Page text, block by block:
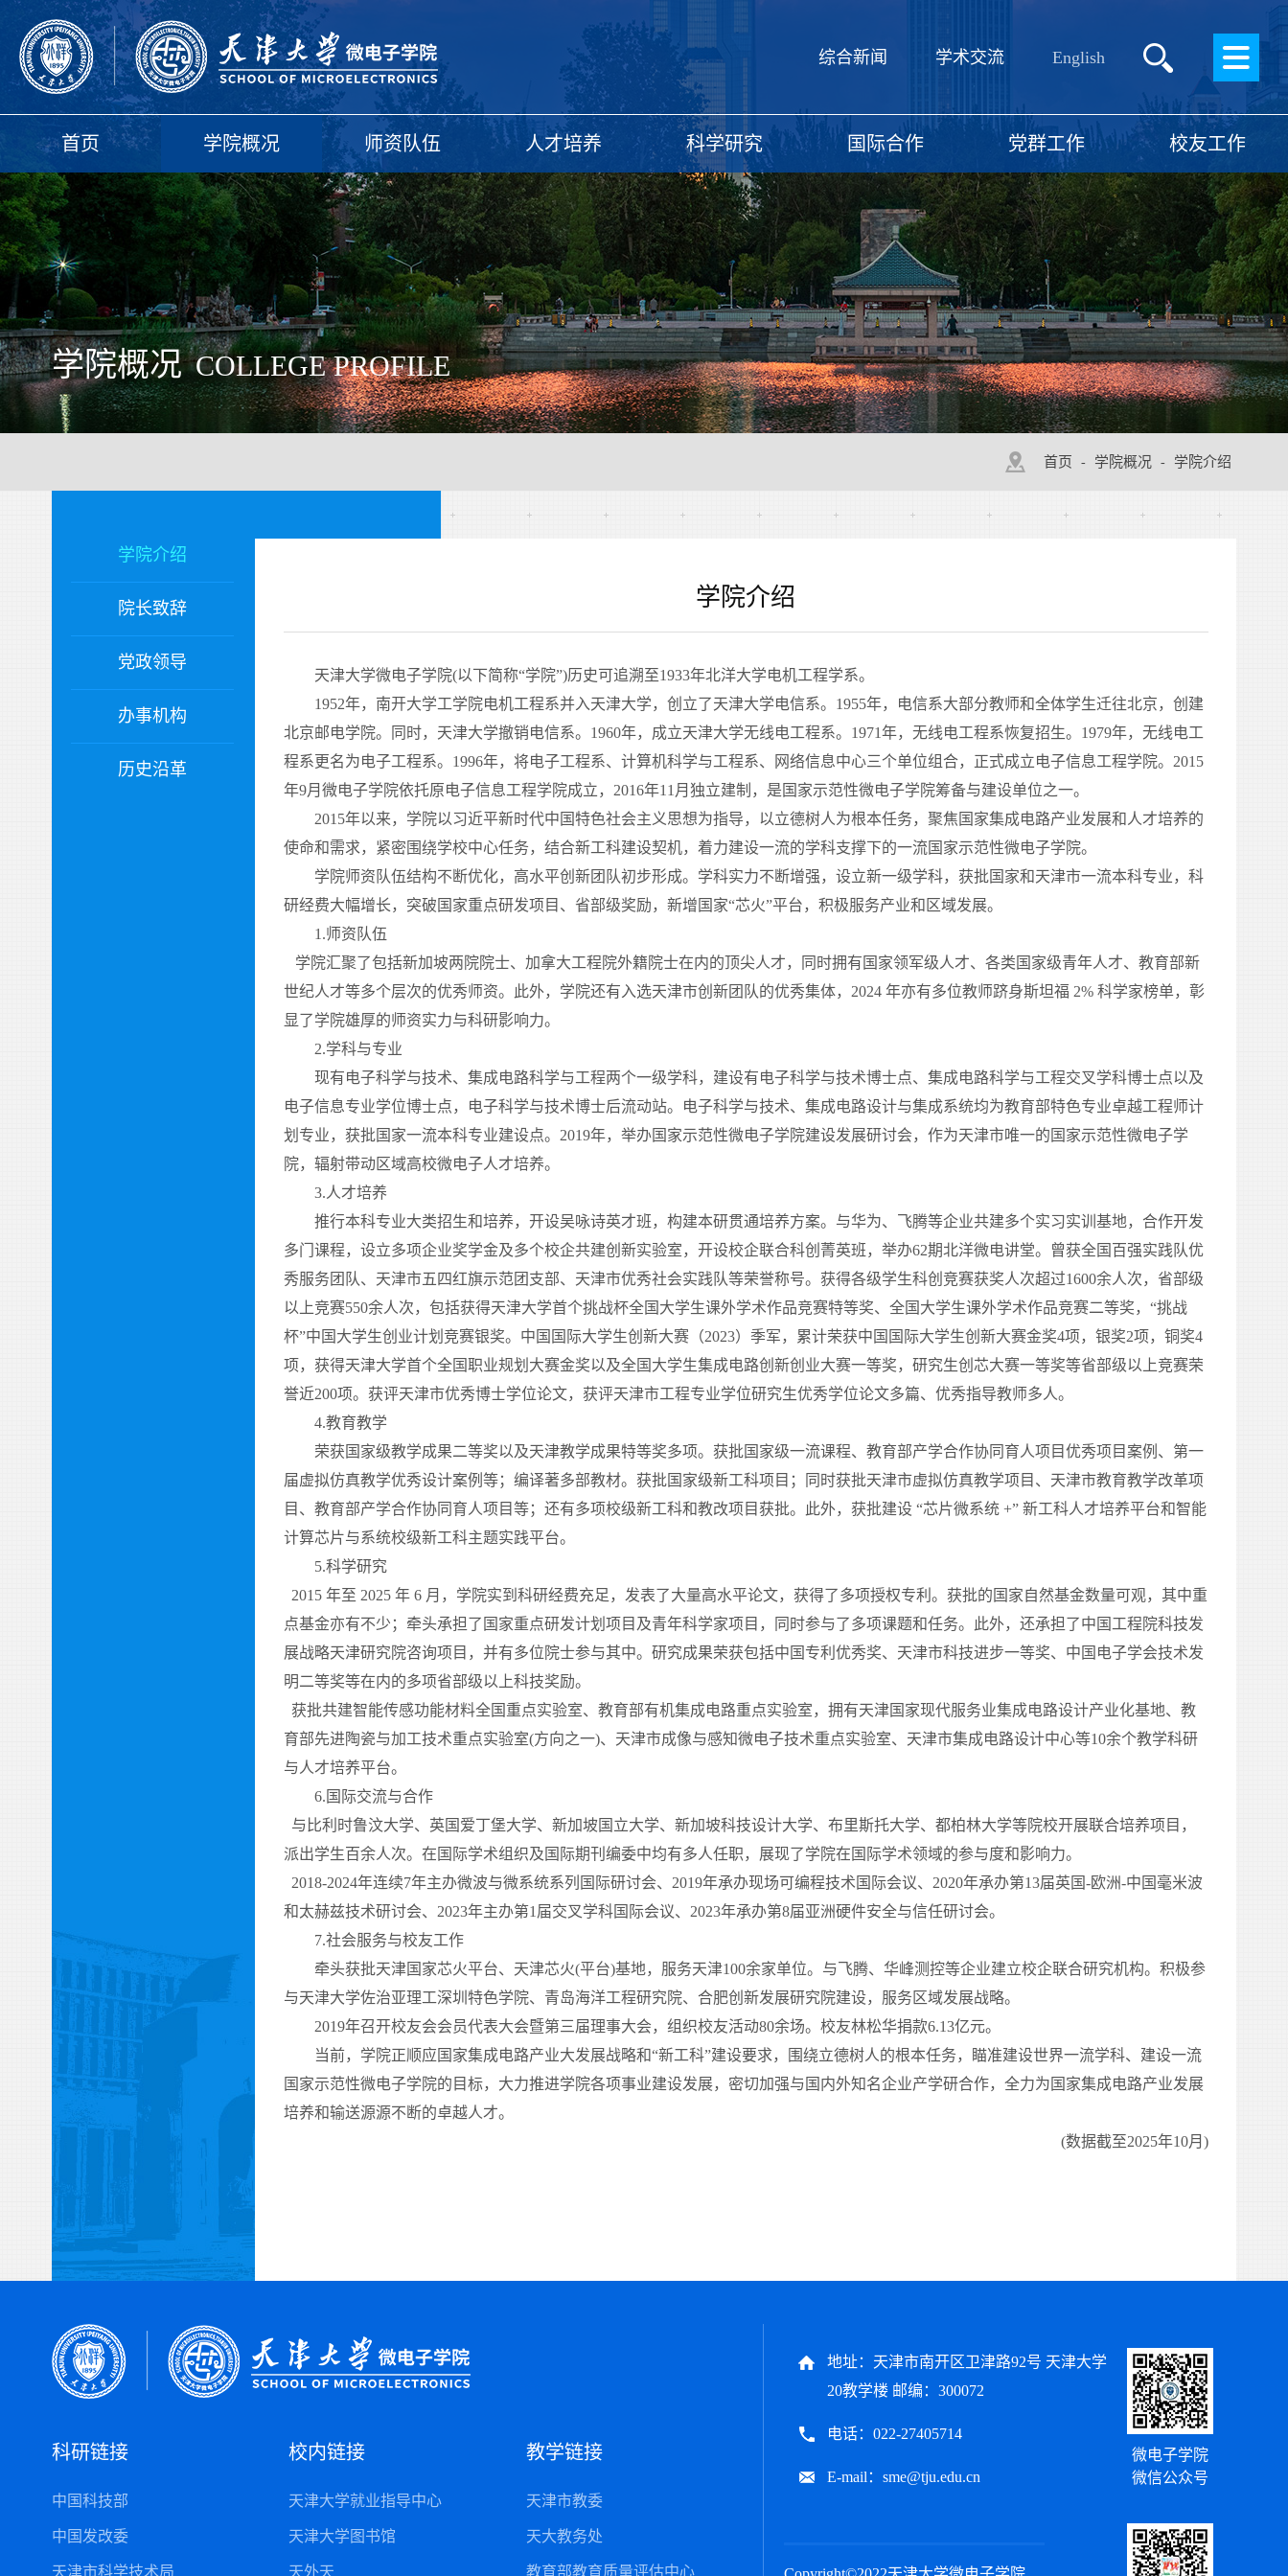
综合新闻 学术交流 English
首页 学院概况 师资队伍 人才培养 科学研究 国际合作 党群工作 校友工作
学院概况 COLLEGE PROFILE
首页 - 学院概况 - 学院介绍
学院介绍
天津大学微电子学院(以下简称“学院”)历史可追溯至1933年北洋大学电机工程学系。
1952年，南开大学工学院电机工程系并入天津大学，创立了天津大学电信系。 1955年，电信系大部分教师和全体学生迁往北京，创建
北京邮电学院。同时，天津大学撤销电信系。 1960年，成立天津大学无线电工程系。 1971年，无线电工程系恢复招生。 1979年，无线电工
程系更名为电子工程系。 1996年，将电子工程系、计算机科学与工程系、网络信息中心三个单位组合，正式成立电子信息工程学院。 2015
年9月微电子学院依托原电子信息工程学院成立， 2016年11 月独立建制，是国家示范性微电子学院筹备与建设单位之一。
2015年以来，学院以习近平新时代中国特色社会主义思想为指导，以立德树人为根本任务，聚焦国家集成电路产业发展和人才培养的
使命和需求，紧密围绕学校中心任务，结合新工科建设契机，着力建设一流的学科支撑下的一流国家示范性微电子学院。
学院师资队伍结构不断优化，高水平创新团队初步形成。学科实力不断增强，设立新一级学科，获批国家和天津市一流本科专业，科
研经费大幅增长，突破国家重点研发项目、省部级奖励，新增国家“芯火”平台，积极服务产业和区域发展。
1.师资队伍
学院汇聚了包括新加坡两院院士、加拿大工程院外籍院士在内的顶尖人才，同时拥有国家领军级人才、各类国家级青年人才、教育部新
世纪人才等多个层次的优秀师资。此外，学院还有入选天津市创新团队的优秀集体， 2024年亦有多位教师跻身斯坦福 2%科学家榜单，彰
显了学院雄厚的师资实力与科研影响力。
2.学科与专业
现有电子科学与技术、集成电路科学与工程两个一级学科，建设有电子科学与技术博士点、集成电路科学与工程交叉学科博士点以及
电子信息专业学位博士点，电子科学与技术博士后流动站。电子科学与技术、集成电路设计与集成系统均为教育部特色专业卓越工程师计
划专业，获批国家一流本科专业建设点。 2019年，举办国家示范性微电子学院建设发展研讨会，作为天津市唯一的国家示范性微电子学
院，辐射带动区域高校微电子人才培养。
3.人才培养
推行本科专业大类招生和培养，开设吴咏诗英才班，构建本研贯通培养方案。与华为、飞腾等企业共建多个实习实训基地，合作开发
多门课程，设立多项企业奖学金及多个校企共建创新实验室，开设校企联合科创菁英班，举办62期北洋微电讲堂。曾获全国百强实践队优
秀服务团队、天津市五四红旗示范团支部、天津市优秀社会实践队等荣誉称号。获得各级学生科创竞赛获奖人次超过1600余人次，省部级
以上竞赛550余人次，包括获得天津大学首个挑战杯全国大学生课外学术作品竞赛特等奖、全国大学生课外学术作品竞赛二等奖，“挑战
杯”中国大学生创业计划竞赛银奖。中国国际大学生创新大赛（2023）季军，累计荣获中国国际大学生创新大赛金奖4项，银奖2项，铜奖4
项，获得天津大学首个全国职业规划大赛金奖以及全国大学生集成电路创新创业大赛一等奖，研究生创芯大赛一等奖等省部级以上竞赛荣
誉近200项。获评天津市优秀博士学位论文，获评天津市工程专业学位研究生优秀学位论文多篇、优秀指导教师多人。
4.教育教学
荣获国家级教学成果二等奖以及天津教学成果特等奖多项。获批国家级一流课程、教育部产学合作协同育人项目优秀项目案例、第一
届虚拟仿真教学优秀设计案例等；编译著多部教材。获批国家级新工科项目；同时获批天津市虚拟仿真教学项目、天津市教育教学改革项
目、教育部产学合作协同育人项目等；还有多项校级新工科和教改项目获批。此外，获批建设 “芯片微系统 +”新工科人才培养平台和智能
计算芯片与系统校级新工科主题实践平台。
5.科学研究
2015年至 2025年 6 月，学院实到科研经费充足，发表了大量高水平论文，获得了多项授权专利。获批的国家自然基金数量可观，其中重
点基金亦有不少；牵头承担了国家重点研发计划项目及青年科学家项目，同时参与了多项课题和任务。此外，还承担了中国工程院科技发
展战略天津研究院咨询项目，并有多位院士参与其中。研究成果荣获包括中国专利优秀奖、天津市科技进步一等奖、中国电子学会技术发
明二等奖等在内的多项省部级以上科技奖励。
获批共建智能传感功能材料全国重点实验室、教育部有机集成电路重点实验室，拥有天津国家现代服务业集成电路设计产业化基地、教
育部先进陶瓷与加工技术重点实验室(方向之一)、天津市成像与感知微电子技术重点实验室、天津市集成电路设计中心等10余个教学科研
与人才培养平台。
6. 国际交流与合作
与比利时鲁汶大学、英国爱丁堡大学、新加坡国立大学、新加坡科技设计大学、布里斯托大学、都柏林大学等院校开展联合培养项目，
派出学生百余人次。在国际学术组织及国际期刊编委中均有多人任职，展现了学院在国际学术领域的参与度和影响力。
2018-2024年连续7年主办微波与微系统系列国际研讨会、 2019年承办现场可编程技术国际会议、 2020年承办第13届英国-欧洲-中国毫米波
和太赫兹技术研讨会、 2023年主办第1 届交叉学科国际会议、 2023年承办第8届亚洲硬件安全与信任研讨会。
7.社会服务与校友工作
牵头获批天津国家芯火平台、天津芯火(平台)基地，服务天津100余家单位。与飞腾、华峰测控等企业建立校企联合研究机构。积极参
与天津大学佐治亚理工深圳特色学院、青岛海洋工程研究院、合肥创新发展研究院建设，服务区域发展战略。
2019年召开校友会会员代表大会暨第三届理事大会，组织校友活动80余场。校友林松华捐款6.13亿元。
当前，学院正顺应国家集成电路产业大发展战略和“新工科”建设要求，围绕立德树人的根本任务，瞄准建设世界一流学科、建设一流
国家示范性微电子学院的目标，大力推进学院各项事业建设发展，密切加强与国内外知名企业产学研合作，全力为国家集成电路产业发展
培养和输送源源不断的卓越人才。
(数据截至2025年10月 )
学院介绍
院长致辞
党政领导
办事机构
历史沿革
科研链接
中国科技部
中国发改委
天津市科学技术局
校内链接
天津大学就业指导中心
天津大学图书馆
天外天
教学链接
天津市教委
天大教务处
教育部教育质量评估中心
地址：天津市南开区卫津路92号 天津大学
20教学楼 邮编：300072
电话：022-27405714
E-mail：sme@tju.edu.cn
微电子学院
微信公众号